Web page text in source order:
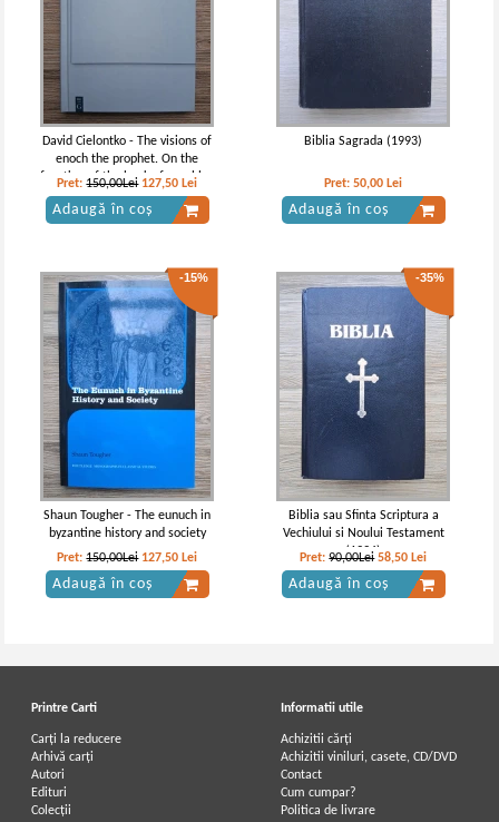
David Cielontko - The visions of
enoch the prophet. On the
function of the book of parables
Pret:150,00Lei 127,50 Lei
Adaugă în coș
Biblia Sagrada (1993)
Pret:50,00 Lei
Adaugă în coș
-15%
Shaun Tougher - The eunuch in
byzantine history and society
Pret:150,00Lei 127,50 Lei
Adaugă în coș
-35%
Biblia sau Sfinta Scriptura a
Vechiului si Noului Testament
(1994)
Pret:90,00Lei 58,50 Lei
Adaugă în coș
Printre Carti
Carți la reducere
Arhivă carți
Autori
Edituri
Colecții
Informatii utile
Achizitii cărți
Achizitii viniluri, casete, CD/DVD
Contact
Cum cumpar?
Politica de livrare